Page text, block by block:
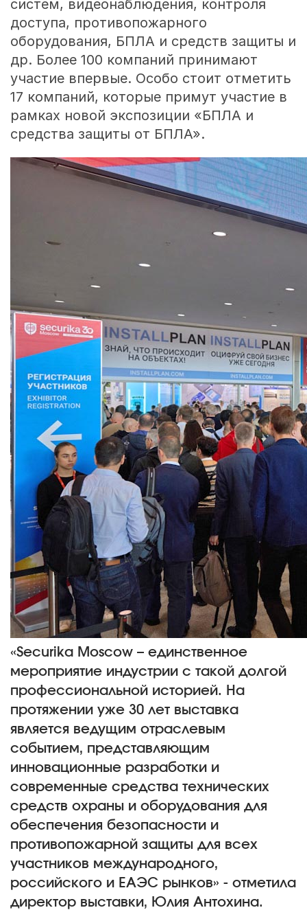
систем, видеонаблюдения, контроля
доступа, противопожарного
оборудования, БПЛА и средств защиты и
др. Более 100 компаний принимают
участие впервые. Особо стоит отметить
17 компаний, которые примут участие в
рамках новой экспозиции «БПЛА и
средства защиты от БПЛА».
«Securika Moscow – единственное
мероприятие индустрии с такой долгой
профессиональной историей. На
протяжении уже 30 лет выставка
является ведущим отраслевым
событием, представляющим
инновационные разработки и
современные средства технических
средств охраны и оборудования для
обеспечения безопасности и
противопожарной защиты для всех
участников международного,
российского и ЕАЭС рынков» - отметила
директор выставки, Юлия Антохина.